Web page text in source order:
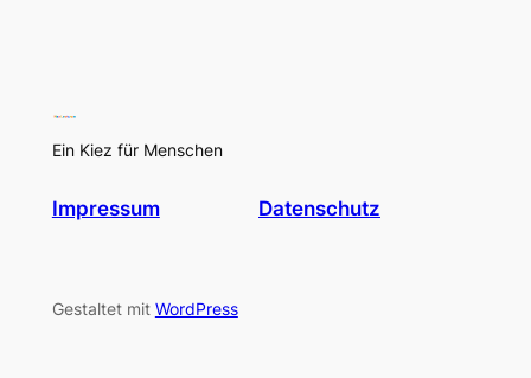
Ein Kiez für Menschen
Impressum Datenschutz
Gestaltet mit WordPress